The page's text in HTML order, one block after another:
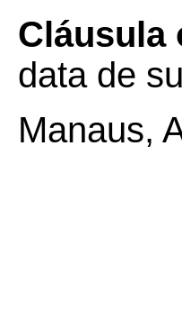
Cláusula
data de
Manaus,